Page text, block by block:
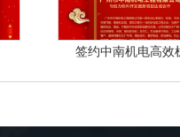
签约中南机电高效